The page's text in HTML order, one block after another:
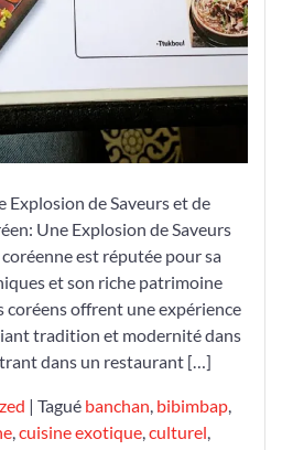
Explosion de Saveurs et de
Une Explosion de Saveurs
est réputée pour sa
et son riche patrimoine
coréens offrent une expérience
tradition et modernité dans
dans un restaurant […]
| Tagué banchan bibimbap
cuisine exotique culturel